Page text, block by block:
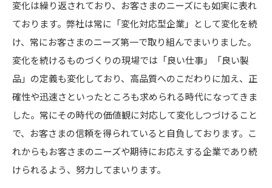
変化は繰り返されており、お客さまのニーズにも如実に表れ
ております。弊社は常に「変化対応型企業」として変化を続
け、常にお客さまのニーズ第一で取り組んでまいりました。
変化を続けるものづくりの現場では「良い仕事」「良い製
品」の定義も変化しており、高品質へのこだわりに加え、正
確性や迅速さといったところも求められる時代になってきま
した。常にその時代の価値観に対応して変化しつづけること
で、お客さまの信頼を得られていると自負しております。こ
れからもお客さまのニーズや期待にお応えする企業であり続
けられるよう、努力してまいります。